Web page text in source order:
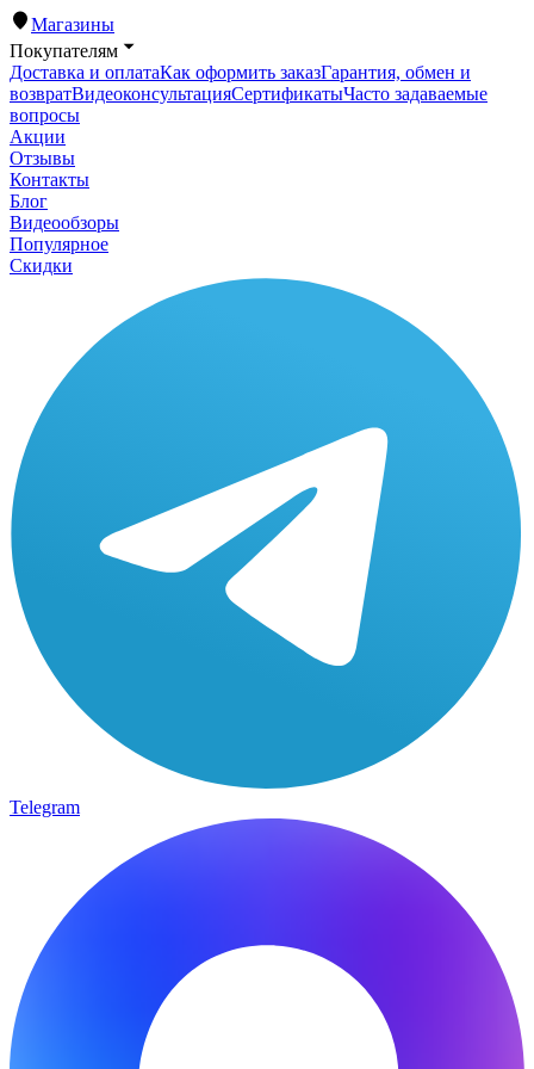
Магазины
Покупателям
Доставка и оплатаКак оформить заказГарантия, обмен и
возвратВидеоконсультацияСертификатыЧасто задаваемые
вопросы
Акции
Отзывы
Контакты
Блог
Видеообзоры
Популярное
Скидки
Telegram